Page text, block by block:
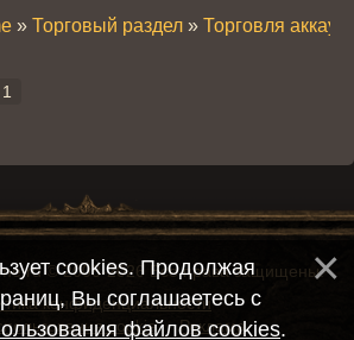
» Торговый раздел » Торговля
1
© 2008-2026 Все права защищены.
конфиденциальности
cookie
Реклама
cookies. Продолжая
Вы соглашаетесь с
файлов cookies.